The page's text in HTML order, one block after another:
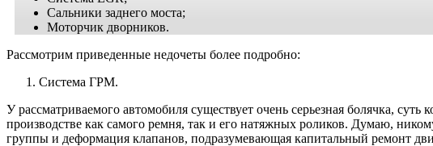
Сальники заднего моста;
Моторчик дворников.
Рассмотрим приведенные недочеты более подробно:
Система ГРМ.
У рассматриваемого автомобиля существует очень серьезная болячка,
производстве как самого ремня, так и его натяжных роликов. Думаю,
группы и деформация клапанов, подразумевающая капитальный ремонт